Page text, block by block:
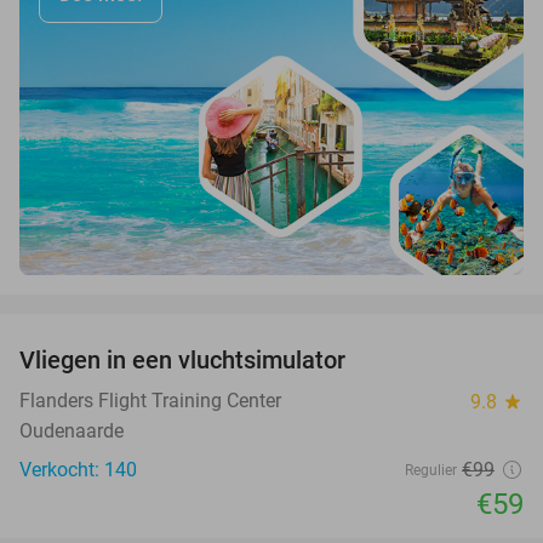
Vliegen in een vluchtsimulator
Flanders Flight Training Center 9.8 star
Oudenaarde
Verkocht: 140
Regulier €99
€59